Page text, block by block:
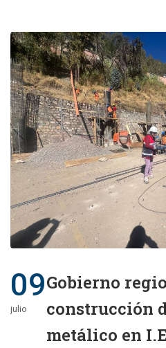
09
julio
Gobierno
construcción
metálico en